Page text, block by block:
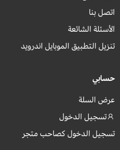
اتصل بنا
الأسئلة الشائعة
تنزيل التطبيق الموبايل اندرويد
حسابي
عرض السلة
تسجيل الدخول
تسجيل الدخول كصاحب متجر